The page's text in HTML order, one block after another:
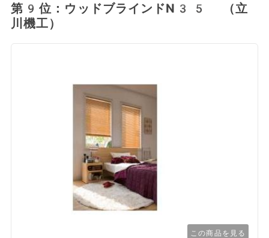
第9位：ウッドブラインドN35 （立
川機工）
この商品を見る